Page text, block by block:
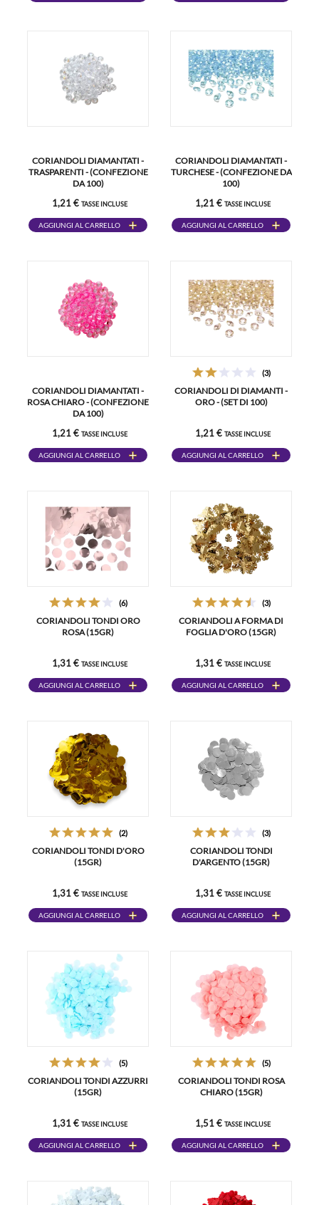
CORIANDOLI DIAMANTATI -
TRASPARENTI - (CONFEZIONE
DA 100)
1,21 € TASSE INCLUSE
AGGIUNGI AL CARRELLO
CORIANDOLI DIAMANTATI -
TURCHESE - (CONFEZIONE DA
100)
1,21 € TASSE INCLUSE
AGGIUNGI AL CARRELLO
CORIANDOLI DIAMANTATI -
ROSA CHIARO - (CONFEZIONE
DA 100)
1,21 € TASSE INCLUSE
AGGIUNGI AL CARRELLO
(3)
CORIANDOLI DI DIAMANTI -
ORO - (SET DI 100)
1,21 € TASSE INCLUSE
AGGIUNGI AL CARRELLO
(6)
CORIANDOLI TONDI ORO
ROSA (15GR)
1,31 € TASSE INCLUSE
AGGIUNGI AL CARRELLO
(3)
CORIANDOLI A FORMA DI
FOGLIA D'ORO (15GR)
1,31 € TASSE INCLUSE
AGGIUNGI AL CARRELLO
(2)
CORIANDOLI TONDI D'ORO
(15GR)
1,31 € TASSE INCLUSE
AGGIUNGI AL CARRELLO
(3)
CORIANDOLI TONDI
D'ARGENTO (15GR)
1,31 € TASSE INCLUSE
AGGIUNGI AL CARRELLO
(5)
CORIANDOLI TONDI AZZURRI
(15GR)
1,31 € TASSE INCLUSE
AGGIUNGI AL CARRELLO
(5)
CORIANDOLI TONDI ROSA
CHIARO (15GR)
1,51 € TASSE INCLUSE
AGGIUNGI AL CARRELLO